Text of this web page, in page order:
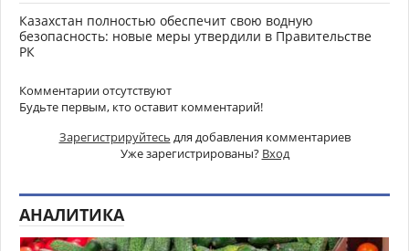
Казахстан полностью обеспечит свою водную
безопасность: новые меры утвердили в Правительстве
РК
Комментарии отсутствуют
Будьте первым, кто оставит комментарий!
Зарегистрируйтесь для добавления комментариев
Уже зарегистрированы? Вход
АНАЛИТИКА